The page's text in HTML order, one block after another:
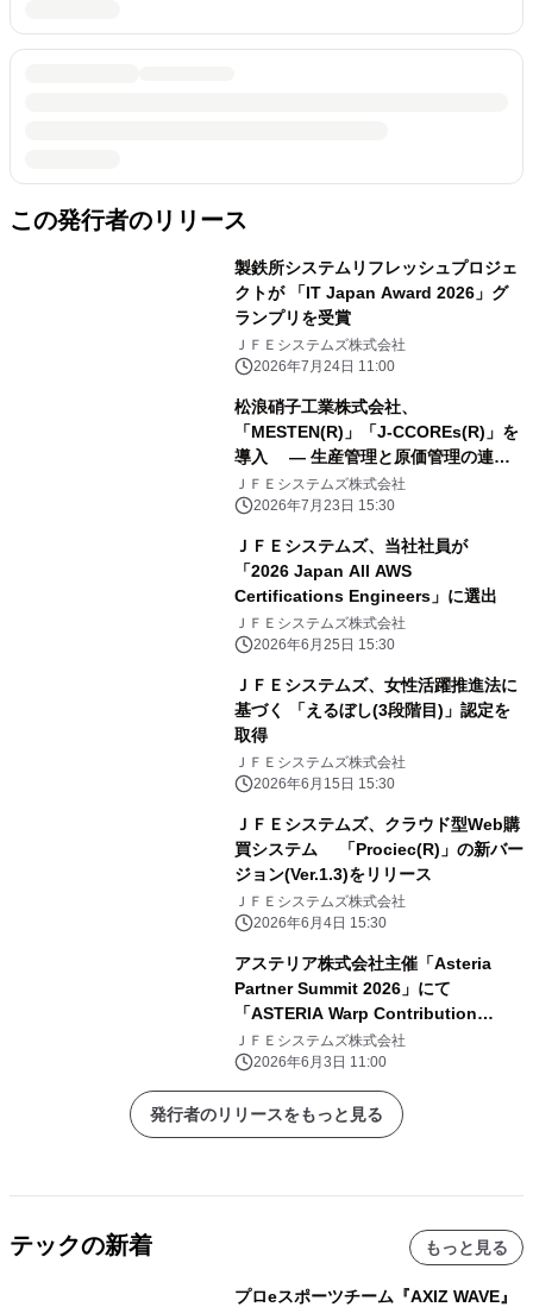
この発行者のリリース
製鉄所システムリフレッシュプロジェ
クトが 「IT Japan Award 2026」グ
ランプリを受賞
ＪＦＥシステムズ株式会社
2026年7月24日 11:00
松浪硝子工業株式会社、
「MESTEN(R)」「J-CCOREs(R)」を
導入 ― 生産管理と原価管理の連携
強化により、 現場業務の効率化と経営
管理の迅速化を実現 ―
ＪＦＥシステムズ株式会社
2026年7月23日 15:30
ＪＦＥシステムズ、当社社員が
「2026 Japan All AWS
Certifications Engineers」に選出
ＪＦＥシステムズ株式会社
2026年6月25日 15:30
ＪＦＥシステムズ、女性活躍推進法に
基づく 「えるぼし(3段階目)」認定を
取得
ＪＦＥシステムズ株式会社
2026年6月15日 15:30
ＪＦＥシステムズ、クラウド型Web購
買システム 「Prociec(R)」の新バー
ジョン(Ver.1.3)をリリース
ＪＦＥシステムズ株式会社
2026年6月4日 15:30
アステリア株式会社主催「Asteria
Partner Summit 2026」にて
「ASTERIA Warp Contribution
Award 2026」を受賞
ＪＦＥシステムズ株式会社
2026年6月3日 11:00
発行者のリリースをもっと見る
テックの新着 もっと見る
プロeスポーツチーム『AXIZ WAVE』